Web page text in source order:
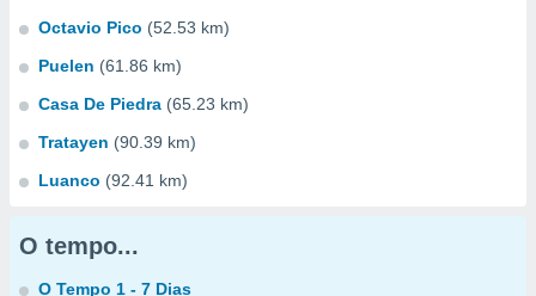
Octavio Pico (52.53 km)
Puelen (61.86 km)
Casa De Piedra (65.23 km)
Tratayen (90.39 km)
Luanco (92.41 km)
O tempo...
O Tempo 1 - 7 Dias